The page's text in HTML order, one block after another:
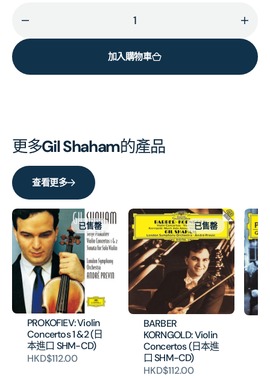
Violin
Concerto;
Ado
About
Nothing
的
數
量
增
加
的
數
量
加入購物車
更多Gil Shaham的產品
查看更多
PROKOFIEV: Violin
Concertos 1 &2 (日
本進口 SHM-CD)
HKD$112.00
已售罄
BARBER
KORNGOLD: Violin
Concertos (日本進
口 SHM-CD)
HKD$112.00
已售罄